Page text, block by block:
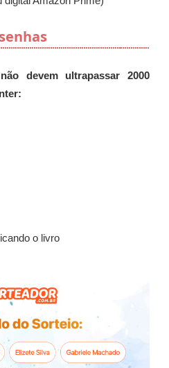
devem ultrapassar 2000
o livro